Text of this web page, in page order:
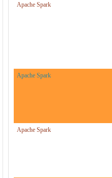
Apache Spark
Apache Spark
Apache Spark